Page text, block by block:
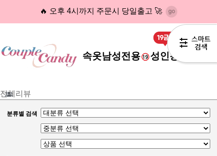
🔥 오후 4시까지 주문시 당일출고 🚀
속옷남성전용 성인용품
전체리뷰
분류별 검색